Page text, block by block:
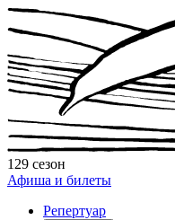
129 сезон
Афиша и билеты
Репертуар